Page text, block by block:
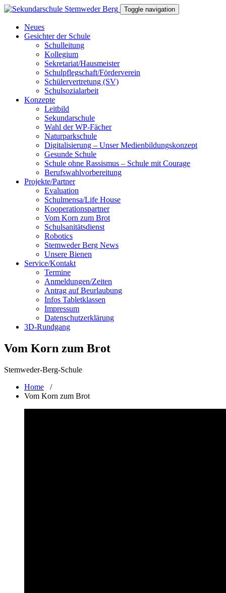
Toggle navigation
Neues
Gesichter der Schule
Schulleitung
Kollegium
Sekretariat/Hausmeister
Schulpflegschaft/Förderverein
Schülervertretung (SV)
Schulsozialarbeit
Konzepte
Leitbild
Sekundarschule
Wahl der WP-Fächer
Naturparkschule
Digitalisierung – Unser Medienbildungskonzept
Gesunde Schule
Schule ohne Rassismus – Schule mit Courage
Berufswahlvorbereitung
Projekte/Partner
Evaluation
Schulmensa/Life House
Kooperationspartner
Vom Korn zum Brot
Schulsanitätsdienst
Robotics
Stemweder Berg News
Unsere Bienen
Service/Kontakt
Termine
Anmeldungen/Zeiten
Antrag auf Beurlaubung
Infos Tabletklassen
Impressum
Datenschutzerklärung
3D-Rundgang
Vom Korn zum Brot
Stemweder-Berg-Schule
Home /
Vom Korn zum Brot